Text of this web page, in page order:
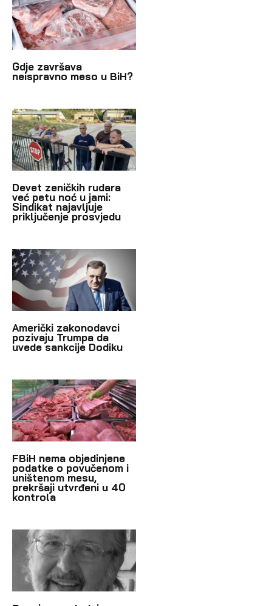
Gdje završava
neispravno meso u BiH?
Devet zeničkih rudara
već petu noć u jami:
Sindikat najavljuje
priključenje prosvjedu
Američki zakonodavci
pozivaju Trumpa da
uvede sankcije Dodiku
FBiH nema objedinjene
podatke o povučenom i
uništenom mesu,
prekršaji utvrđeni u 40
kontrola